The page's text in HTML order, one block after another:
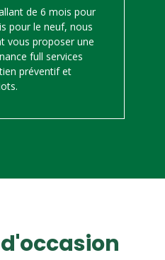
de 6 mois pour
pour le neuf, nous
vous proposer une
full services
préventif et